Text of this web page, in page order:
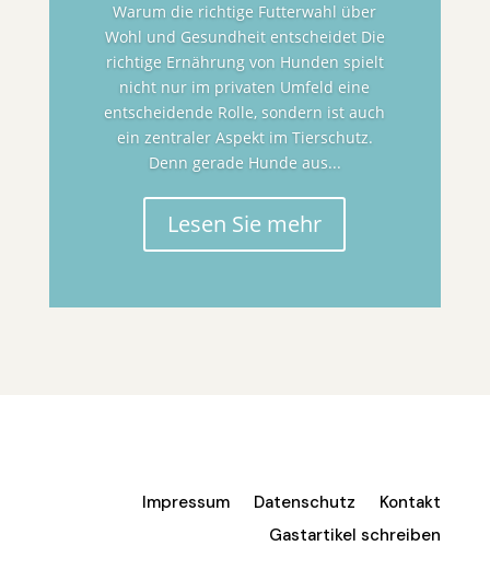
Warum die richtige Futterwahl über
Wohl und Gesundheit entscheidet Die
richtige Ernährung von Hunden spielt
nicht nur im privaten Umfeld eine
entscheidende Rolle, sondern ist auch
ein zentraler Aspekt im Tierschutz.
Denn gerade Hunde aus...
Lesen Sie mehr
Impressum Datenschutz
Kontakt
Gastartikel schreiben